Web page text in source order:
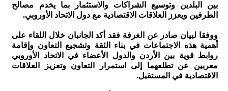
بين البلدين وتوسيع الشراكات والاستثمار بما يخدم مصالح
الطرفين ويعزز العلاقات الاقتصادية مع دول الاتحاد الأوروبي.
ووفقا لبيان صادر عن الغرفة فقد أكد الجانبان خلال اللقاء على
أهمية هذه الاجتماعات في بناء الثقة وتشجيع التعاون وإقامة
روابط قوية بين الأردن والدول الأعضاء في الاتحاد الأوروبي
معربين عن تطلعهما إلى استمرار التعاون وتعزيز العلاقات
الاقتصادية في المستقبل.